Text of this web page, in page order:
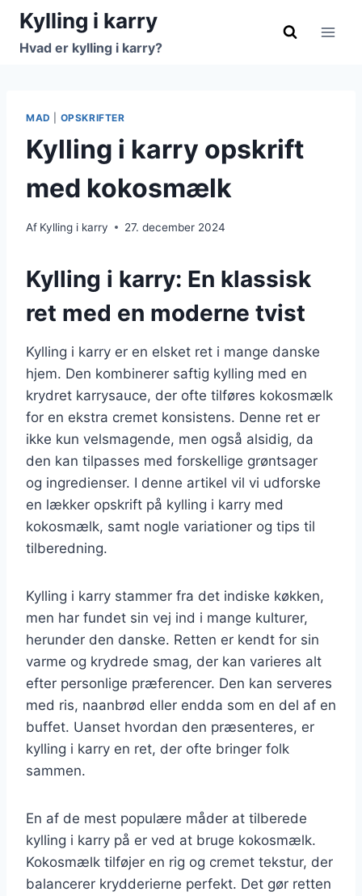
Fortsæt
indhold
Kylling i karry
Hvad er kylling i karry?
MAD OPSKRIFTER
Kylling i karry opskrift
med kokosmælk
Af Kylling i karry 27. december 2024
Kylling i karry: En klassisk
ret med en moderne tvist
Kylling i karry er en elsket ret i mange danske
hjem. Den kombinerer saftig kylling med en
krydret karrysauce, der ofte tilføres kokosmælk
for en ekstra cremet konsistens. Denne ret er
ikke kun velsmagende, men også alsidig, da
den kan tilpasses med forskellige grøntsager
og ingredienser. I denne artikel vil vi udforske
en lækker opskrift på kylling i karry med
kokosmælk, samt nogle variationer og tips til
tilberedning.
Kylling i karry stammer fra det indiske køkken,
men har fundet sin vej ind i mange kulturer,
herunder den danske. Retten er kendt for sin
varme og krydrede smag, der kan varieres alt
efter personlige præferencer. Den kan serveres
med ris, naanbrød eller endda som en del af en
buffet. Uanset hvordan den præsenteres, er
kylling i karry en ret, der ofte bringer folk
sammen.
En af de mest populære måder at tilberede
kylling i karry på er ved at bruge kokosmælk.
Kokosmælk tilføjer en rig og cremet tekstur, der
balancerer krydderierne perfekt. Det gør retten